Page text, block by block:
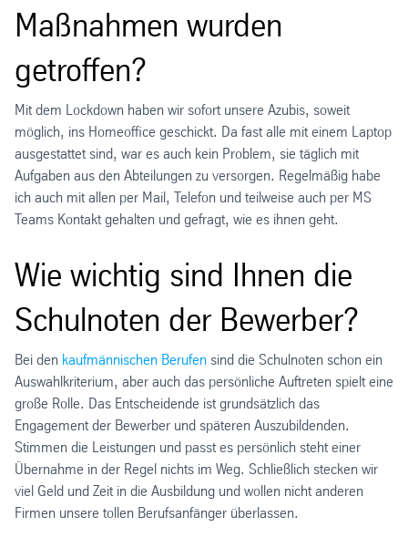
Maßnahmen wurden
getroffen?
Mit dem Lockdown haben wir sofort unsere Azubis, soweit
möglich, ins Homeoffice geschickt. Da fast alle mit einem Laptop
ausgestattet sind, war es auch kein Problem, sie täglich mit
Aufgaben aus den Abteilungen zu versorgen. Regelmäßig habe
ich auch mit allen per Mail, Telefon und teilweise auch per MS
Teams Kontakt gehalten und gefragt, wie es ihnen geht.
Wie wichtig sind Ihnen die
Schulnoten der Bewerber?
Bei den kaufmännischen Berufen sind die Schulnoten schon ein
Auswahlkriterium, aber auch das persönliche Auftreten spielt eine
große Rolle. Das Entscheidende ist grundsätzlich das
Engagement der Bewerber und späteren Auszubildenden.
Stimmen die Leistungen und passt es persönlich steht einer
Übernahme in der Regel nichts im Weg. Schließlich stecken wir
viel Geld und Zeit in die Ausbildung und wollen nicht anderen
Firmen unsere tollen Berufsanfänger überlassen.